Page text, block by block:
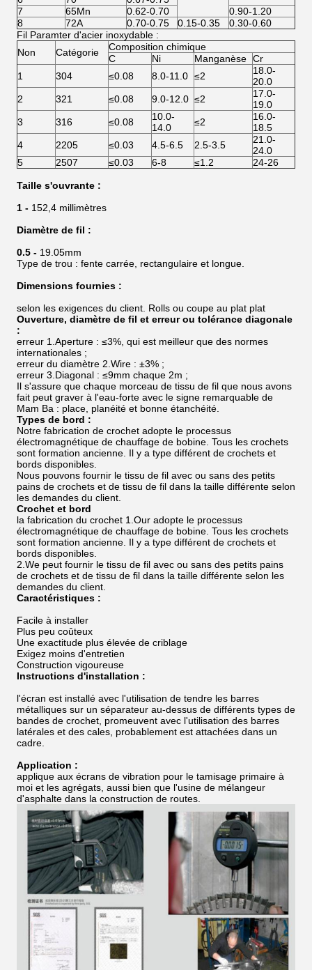
7
65Mn 0.62-0.70
0.90-1.20
8
72A 0.70-0.75 0.15-0.35
0.30-0.60
Fil Paramter d'acier inoxydable :
Non
Catégorie
Composition chimique
C
Ni Manganèse Cr
1
304 ≤0.08 8.0-11.0 ≤2
18.0-
20.0
2
321 ≤0.08 9.0-12.0 ≤2
17.0-
19.0
3
316 ≤0.08
10.0-
14.0
≤2
16.0-
18.5
4
2205 ≤0.03 4.5-6.5 2.5-3.5
21.0-
24.0
5
2507 ≤0.03 6-8 ≤1.2 24-26
Taille s'ouvrante :
1 - 152,4 millimètres
Diamètre de fil :
0.5 - 19.05mm
Type de trou : fente carrée, rectangulaire et longue.
Dimensions fournies :
selon les exigences du client. Rolls ou coupe au plat plat
Ouverture, diamètre de fil et erreur ou tolérance diagonale
:
erreur 1.Aperture : ≤3%, qui est meilleur que des normes
internationales ;
erreur du diamètre 2.Wire : ±3% ;
erreur 3.Diagonal : ≤9mm chaque 2m ;
Il s'assure que chaque morceau de tissu de fil que nous avons
fait peut graver à l'eau-forte avec le signe remarquable de
Mam Ba : place, planéité et bonne étanchéité.
Types de bord :
Notre fabrication de crochet adopte le processus
électromagnétique de chauffage de bobine. Tous les crochets
sont formation ancienne. Il y a type différent de crochets et
bords disponibles.
Nous pouvons fournir le tissu de fil avec ou sans des petits
pains de crochets et de tissu de fil dans la taille différente selon
les demandes du client.
Crochet et bord
la fabrication du crochet 1.Our adopte le processus
électromagnétique de chauffage de bobine. Tous les crochets
sont formation ancienne. Il y a type différent de crochets et
bords disponibles.
2.We peut fournir le tissu de fil avec ou sans des petits pains
de crochets et de tissu de fil dans la taille différente selon les
demandes du client.
Caractéristiques :
Facile à installer
Plus peu coûteux
Une exactitude plus élevée de criblage
Exigez moins d'entretien
Construction vigoureuse
Instructions d'installation :
l'écran est installé avec l'utilisation de tendre les barres
métalliques sur un séparateur au-dessus de différents types de
bandes de crochet, promeuvent avec l'utilisation des barres
latérales et des cales, probablement est attachées dans un
cadre.
Application :
applique aux écrans de vibration pour le tamisage primaire à
moi et les agrégats, aussi bien que l'usine de mélangeur
d'asphalte dans la construction de routes.